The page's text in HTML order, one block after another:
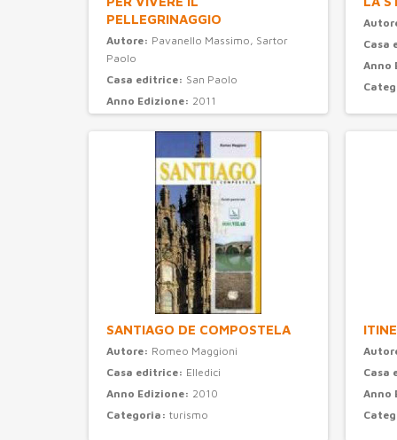
PELLEGRINAGGIO
Autore: Pavanello Massimo, Sartor
Paolo
Casa editrice: San Paolo
Anno Edizione: 2011
Casa
Anno
SANTIAGO DE COMPOSTELA
Autore: Romeo Maggioni
Casa editrice: Elledici
Anno Edizione: 2010
Categoria: turismo
Casa
Anno